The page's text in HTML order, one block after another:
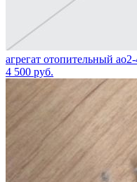
агрегат отопительный
4 500 руб.